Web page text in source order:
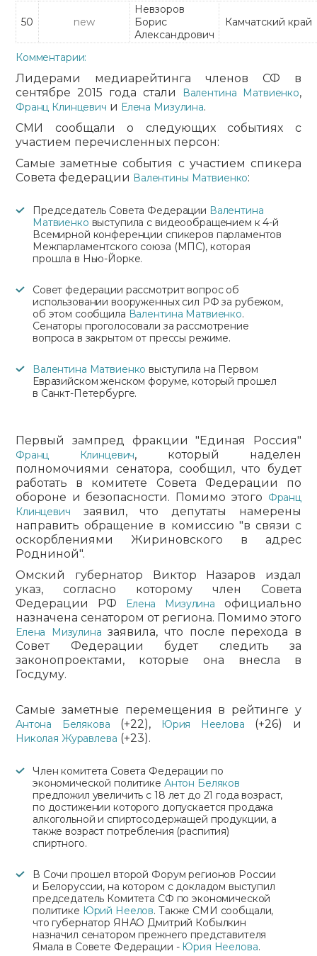
50 new
Невзоров
Борис
Александрович
Камчатский край
Комментарии:
Лидерами медиарейтинга членов СФ в
сентябре 2015 года стали
Валентина Матвиенко,
Франц Клинцевич и Елена Мизулина.
СМИ сообщали о следующих событиях с
участием перечисленных персон:
Самые заметные события с участием спикера
Совета федерации Валентины Матвиенко:
Председатель Совета Федерации Валентина
Матвиенко выступила с видеообращением к 4-й
Всемирной конференции спикеров парламентов
Межпарламентского союза (МПС), которая
прошла в Нью-Йорке.
Совет федерации рассмотрит вопрос об
использовании вооруженных сил РФ за рубежом,
об этом сообщила Валентина Матвиенко.
Сенаторы проголосовали за рассмотрение
вопроса в закрытом от прессы режиме.
Валентина Матвиенко выступила на Первом
Евразийском женском форуме, который прошел
в Санкт-Петербурге.
Первый зампред фракции "Единая Россия"
Франц Клинцевич, который наделен
полномочиями сенатора, сообщил, что будет
работать в комитете Совета Федерации по
обороне и безопасности. Помимо этого Франц
Клинцевич заявил, что депутаты намерены
направить обращение в комиссию "в связи с
оскорблениями Жириновского в адрес
Родниной".
Омский губернатор Виктор Назаров издал
указ, согласно которому член Совета
Федерации РФ
Елена Мизулина официально
назначена сенатором от региона. Помимо этого
Елена Мизулина заявила, что после перехода в
Совет Федерации будет следить за
законопроектами, которые она внесла в
Госдуму.
Самые заметные перемещения в рейтинге у
Антона Белякова (+22), Юрия Неелова (+26) и
Николая Журавлева (+23).
Член комитета Совета Федерации по
экономической политике Антон Беляков
предложил увеличить с 18 лет до 21 года возраст,
по достижении которого допускается продажа
алкогольной и спиртосодержащей продукции, а
также возраст потребления (распития)
спиртного.
В Сочи прошел второй Форум регионов России
и Белоруссии, на котором с докладом выступил
председатель Комитета СФ по экономической
политике Юрий Неелов. Также СМИ сообщали,
что губернатор ЯНАО Дмитрий Кобылкин
назначил сенатором прежнего представителя
Ямала в Совете Федерации - Юрия Неелова.